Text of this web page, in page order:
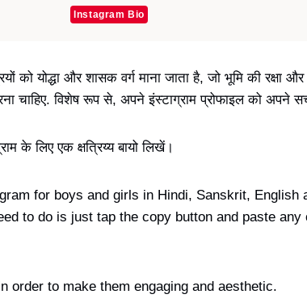
Instagram Bio
को योद्धा और शासक वर्ग माना जाता है, जो भूमि की
चाहिए. विशेष रूप से, अपने इंस्टाग्राम प्रोफाइल को अपने
के लिए एक क्षत्रिय्य बायो लिखें।
for boys and girls in Hindi, Sanskrit,
to do is just tap the copy button and paste
order to make them engaging and aesthetic.